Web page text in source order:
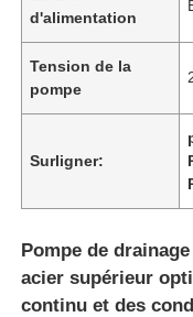
d'alimentation
Tension de la
pompe
Surligner:
Pompe de
acier supérieur
continu et des